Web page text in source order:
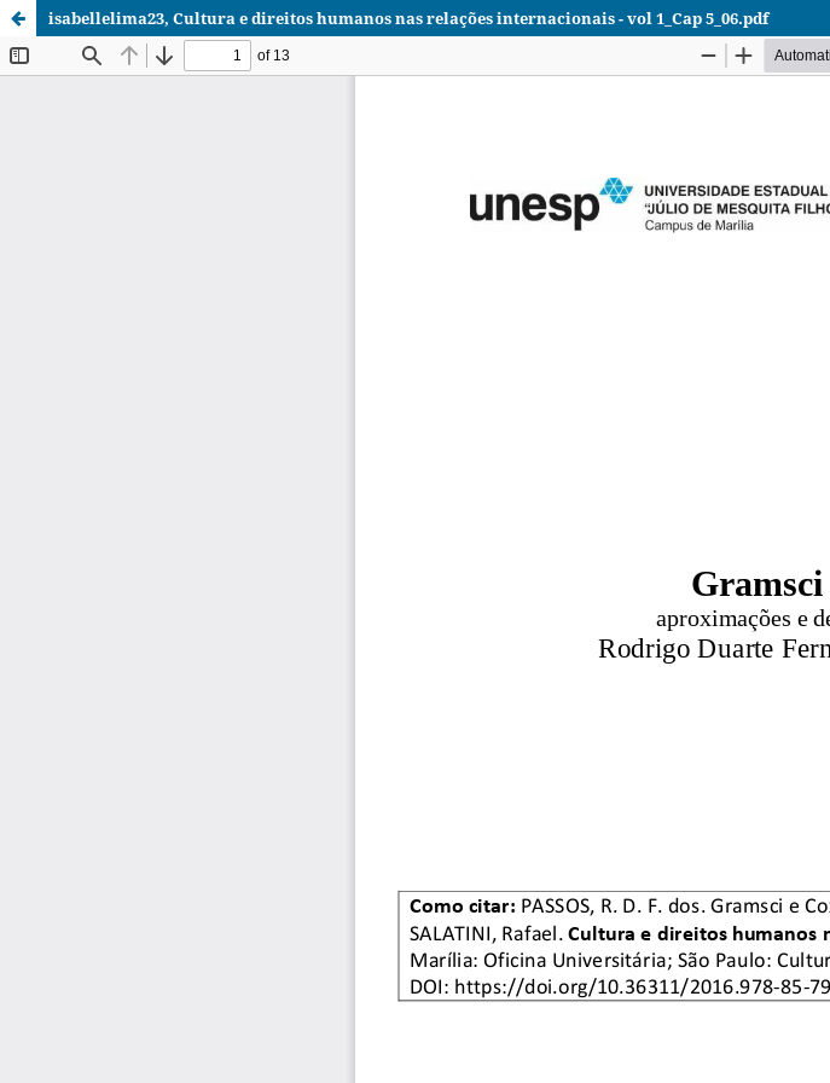
isabellelima23, Cultura e direitos humanos nas relações internacionais - vol 1_Cap 5_06.pdf